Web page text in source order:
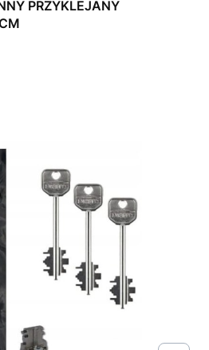
PRZYKLEJANY